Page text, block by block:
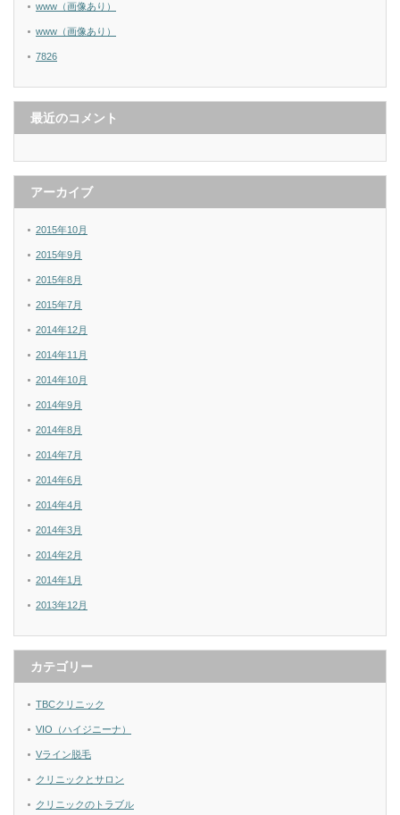
www（画像あり）
www（画像あり）
7826
最近のコメント
アーカイブ
2015年10月
2015年9月
2015年8月
2015年7月
2014年12月
2014年11月
2014年10月
2014年9月
2014年8月
2014年7月
2014年6月
2014年4月
2014年3月
2014年2月
2014年1月
2013年12月
カテゴリー
TBCクリニック
VIO（ハイジニーナ）
Vライン脱毛
クリニックとサロン
クリニックのトラブル